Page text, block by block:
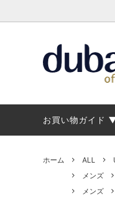
カントリーブ
カントリーブ
レディースデ
ブーツライン
お買い物ガイド
ホーム ALL
メンズ
メンズ